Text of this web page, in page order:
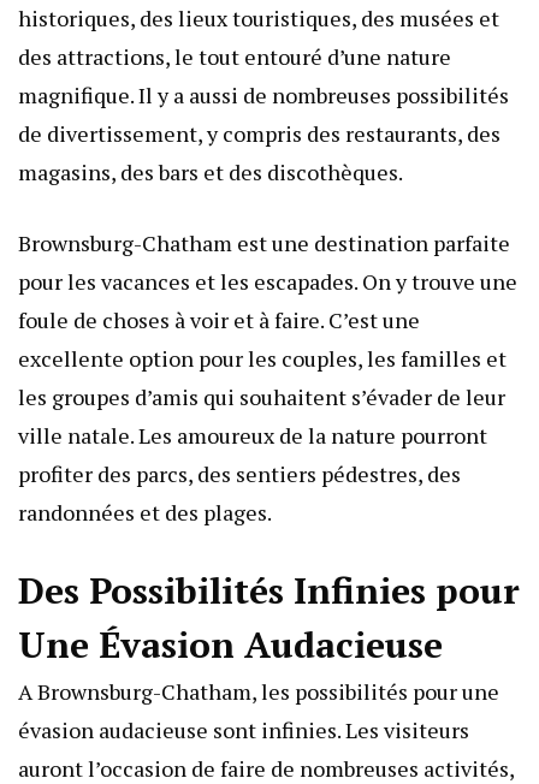
historiques, des lieux touristiques, des musées et
des attractions, le tout entouré d’une nature
magnifique. Il y a aussi de nombreuses possibilités
de divertissement, y compris des restaurants, des
magasins, des bars et des discothèques.
Brownsburg-Chatham est une destination parfaite
pour les vacances et les escapades. On y trouve une
foule de choses à voir et à faire. C’est une
excellente option pour les couples, les familles et
les groupes d’amis qui souhaitent s’évader de leur
ville natale. Les amoureux de la nature pourront
profiter des parcs, des sentiers pédestres, des
randonnées et des plages.
Des Possibilités Infinies pour
Une Évasion Audacieuse
A Brownsburg-Chatham, les possibilités pour une
évasion audacieuse sont infinies. Les visiteurs
auront l’occasion de faire de nombreuses activités,